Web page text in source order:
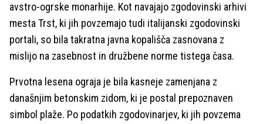
avstro-ogrske monarhije. Kot navajajo zgodovinski arhivi
mesta Trst, ki jih povzemajo tudi italijanski zgodovinski
portali, so bila takratna javna kopališča zasnovana z
mislijo na zasebnost in družbene norme tistega časa.
Prvotna lesena ograja je bila kasneje zamenjana z
današnjim betonskim zidom, ki je postal prepoznaven
simbol plaže. Po podatkih zgodovinarjev, ki jih povzema